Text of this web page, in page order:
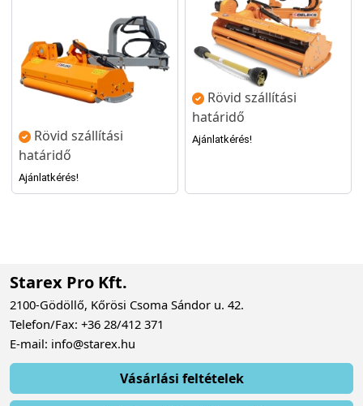
Rövid szállítási
határidő
Ajánlatkérés!
Rövid szállítási
határidő
Ajánlatkérés!
Starex Pro Kft.
2100-Gödöllő, Kőrösi Csoma Sándor u. 42.
Telefon/Fax: +36 28/412 371
E-mail: info@starex.hu
Vásárlási feltételek